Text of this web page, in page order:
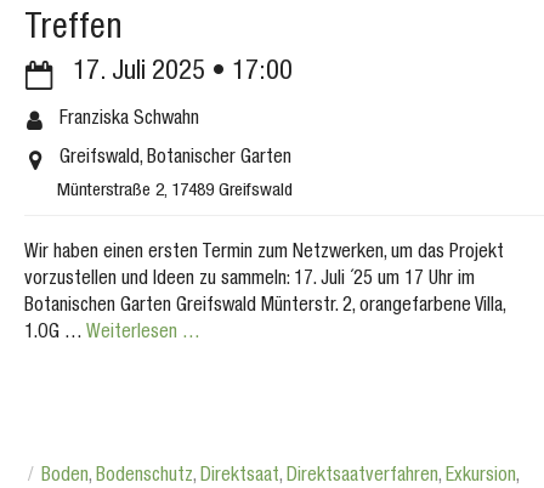
Treffen
17. Juli 2025 17:00
Franziska Schwahn
Greifswald, Botanischer Garten
Münterstraße 2, 17489 Greifswald
Wir haben einen ersten Termin zum Netzwerken, um das Projekt
vorzustellen und Ideen zu sammeln: 17. Juli ´25 um 17 Uhr im
Botanischen Garten Greifswald Münterstr. 2, orangefarbene Villa,
1.OG … Weiterlesen …
Boden, Bodenschutz, Direktsaat, Direktsaatverfahren, Exkursion,